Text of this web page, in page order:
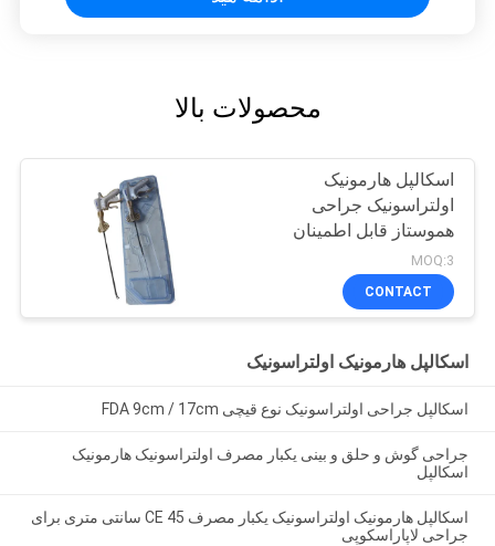
محصولات بالا
اسکالپل هارمونیک
اولتراسونیک جراحی
هموستاز قابل اطمینان
MOQ:3
CONTACT
اسکالپل هارمونیک اولتراسونیک
اسکالپل جراحی اولتراسونیک نوع قیچی FDA 9cm / 17cm
جراحی گوش و حلق و بینی یکبار مصرف اولتراسونیک هارمونیک
اسکالپل
اسکالپل هارمونیک اولتراسونیک یکبار مصرف CE 45 سانتی متری برای
جراحی لاپاراسکوپی